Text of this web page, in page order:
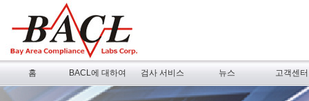
홈 BACL에 대하여 검사 서비스 뉴스 고객센터